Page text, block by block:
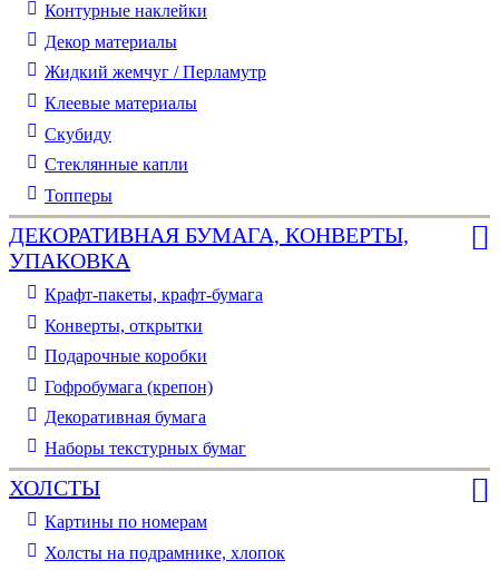
Контурные наклейки
Декор материалы
Жидкий жемчуг / Перламутр
Клеевые материалы
Скубиду
Стеклянные капли
Топперы
ДЕКОРАТИВНАЯ БУМАГА, КОНВЕРТЫ,
УПАКОВКА
Крафт-пакеты, крафт-бумага
Конверты, открытки
Подарочные коробки
Гофробумага (крепон)
Декоративная бумага
Наборы текстурных бумаг
ХОЛСТЫ
Картины по номерам
Холсты на подрамнике, хлопок